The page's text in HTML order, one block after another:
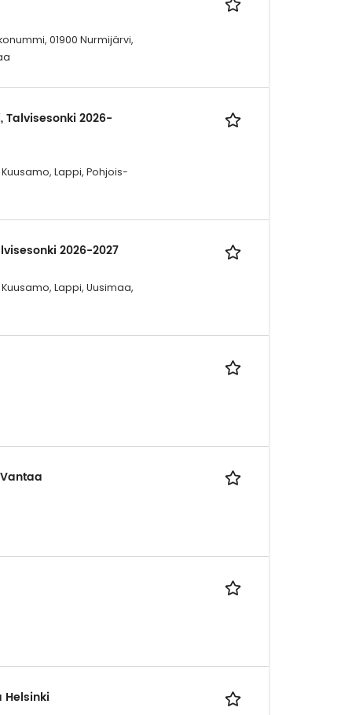
01900 Nurmijärvi,
Talvisesonki 2026-
Lappi, Pohjois-
2026-2027
Lappi, Uusimaa,
Helsinki